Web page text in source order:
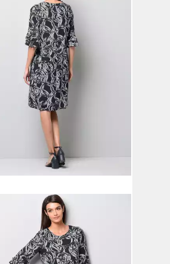
Druckkleid Kleid mit
Dessin
144,99 €